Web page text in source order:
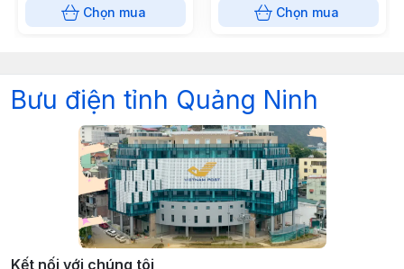
Chọn mua Chọn mua
Bưu điện tỉnh Quảng Ninh
Kết nối với chúng tôi